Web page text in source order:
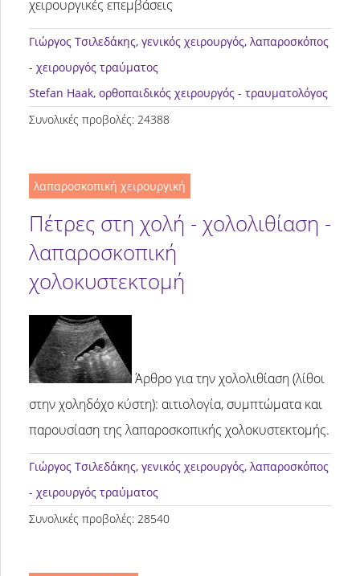
χειρουργικές επεμβάσεις
Γιώργος Τσιλεδάκης, γενικός χειρουργός, λαπαροσκόπος
- χειρουργός τραύματος
Stefan Haak, ορθοπαιδικός χειρουργός - τραυματολόγος
Συνολικές προβολές: 24388
λαπαροσκοπική χειρουργική
Πέτρες στη χολή - χολολιθίαση -
λαπαροσκοπική
χολοκυστεκτομή
Άρθρο για την χολολιθίαση (λίθοι
στην χοληδόχο κύστη): αιτιολογία, συμπτώματα και
παρουσίαση της λαπαροσκοπικής χολοκυστεκτομής.
Γιώργος Τσιλεδάκης, γενικός χειρουργός, λαπαροσκόπος
- χειρουργός τραύματος
Συνολικές προβολές: 28540